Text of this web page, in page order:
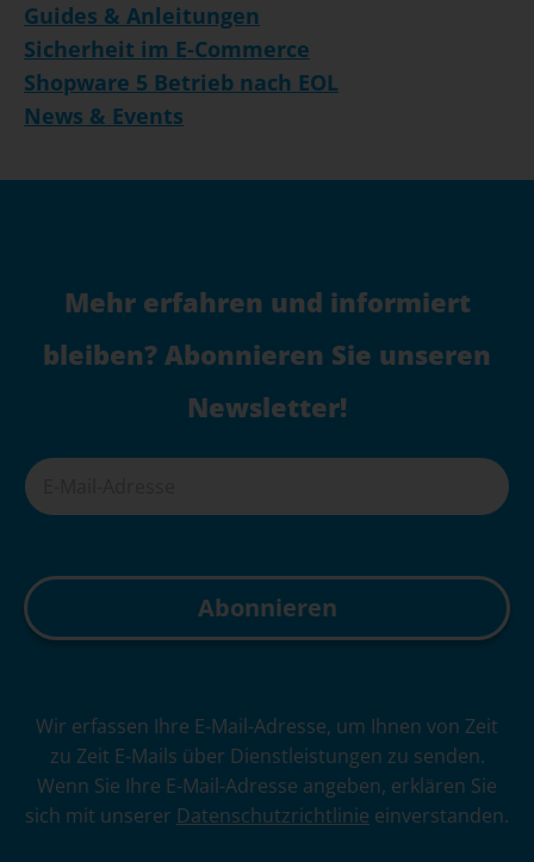
Guides & Anleitungen
Sicherheit im E-Commerce
Shopware 5 Betrieb nach EOL
News & Events
Mehr erfahren und informiert
bleiben? Abonnieren Sie unseren
Newsletter!
e
Wir erfassen Ihre E-Mail-Adresse, um Ihnen von Zeit
zu Zeit E-Mails über Dienstleistungen zu senden.
Wenn Sie Ihre E-Mail-Adresse angeben, erklären Sie
sich mit unserer Datenschutzrichtlinie einverstanden.